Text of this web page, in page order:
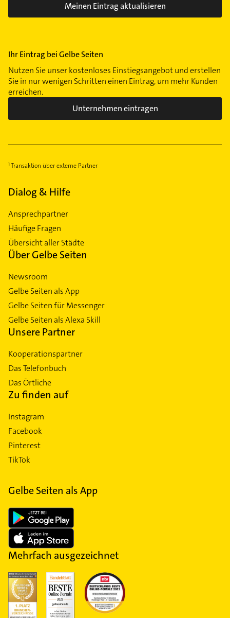
Meinen Eintrag aktualisieren
Ihr Eintrag bei Gelbe Seiten
Nutzen Sie unser kostenloses Einstiegsangebot und erstellen
Sie in nur wenigen Schritten einen Eintrag, um mehr Kunden
erreichen.
Unternehmen eintragen
Transaktion über externe Partner
Dialog & Hilfe
Ansprechpartner
Häufige Fragen
Übersicht aller Städte
Über Gelbe Seiten
Newsroom
Gelbe Seiten als App
Gelbe Seiten für Messenger
Gelbe Seiten als Alexa Skill
Unsere Partner
Kooperationspartner
Das Telefonbuch
Das Örtliche
Zu finden auf
Instagram
Facebook
Pinterest
TikTok
Gelbe Seiten als App
Mehrfach ausgezeichnet